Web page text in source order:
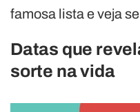
famosa lista e veja
Datas que
sorte na vida